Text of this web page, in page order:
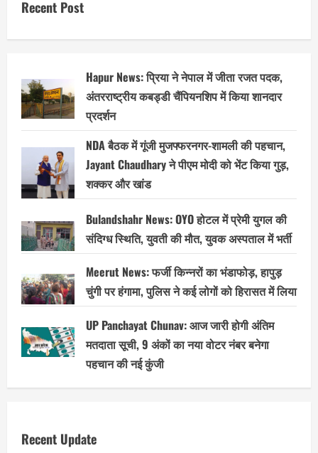
Recent Post
Hapur News: प्रिया ने नेपाल में जीता रजत पदक,
अंतरराष्ट्रीय कबड्डी चैंपियनशिप में किया शानदार
प्रदर्शन
NDA बैठक में गूंजी मुजफ्फरनगर-शामली की पहचान,
Jayant Chaudhary ने पीएम मोदी को भेंट किया गुड़,
शक्कर और खांड
Bulandshahr News: OYO होटल में प्रेमी युगल की
संदिग्ध स्थिति, युवती की मौत, युवक अस्पताल में भर्ती
Meerut News: फर्जी किन्नरों का भंडाफोड़, हापुड़
चुंगी पर हंगामा, पुलिस ने कई लोगों को हिरासत में लिया
UP Panchayat Chunav: आज जारी होगी अंतिम
मतदाता सूची, 9 अंकों का नया वोटर नंबर बनेगा
पहचान की नई कुंजी
Recent Update